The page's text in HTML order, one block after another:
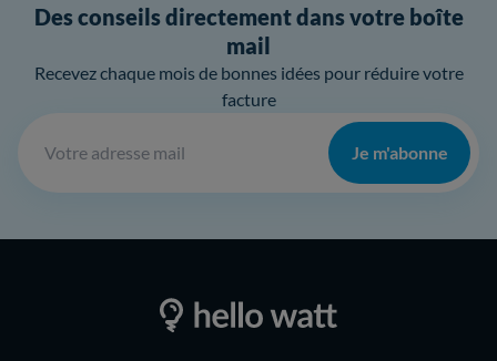
Des conseils directement dans votre boîte
mail
Recevez chaque mois de bonnes idées pour réduire votre
facture
Je m'abonne